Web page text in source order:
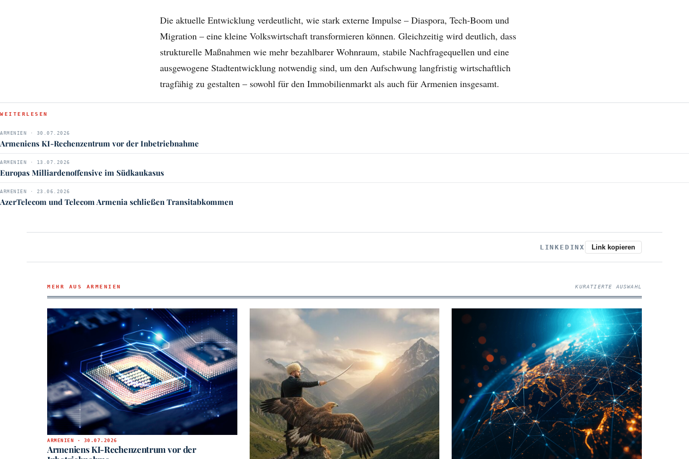
Die aktuelle Entwicklung verdeutlicht, wie stark externe Impulse – Diaspora, Tech-Boom und
Migration – eine kleine Volkswirtschaft transformieren können. Gleichzeitig wird deutlich, dass
strukturelle Maßnahmen wie mehr bezahlbarer Wohnraum, stabile Nachfragequellen und eine
ausgewogene Stadtentwicklung notwendig sind, um den Aufschwung langfristig wirtschaftlich
tragfähig zu gestalten – sowohl für den Immobilienmarkt als auch für Armenien insgesamt.
WEITERLESEN
ARMENIEN · 30.07.2026
Armeniens KI-Rechenzentrum vor der Inbetriebnahme
ARMENIEN · 13.07.2026
Europas Milliardenoffensive im Südkaukasus
ARMENIEN · 23.06.2026
AzerTelecom und Telecom Armenia schließen Transitabkommen
LINKEDINX Link kopieren
MEHR AUS ARMENIEN KURATIERTE AUSWAHL
ARMENIEN · 30.07.2026
Armeniens KI-Rechenzentrum vor der